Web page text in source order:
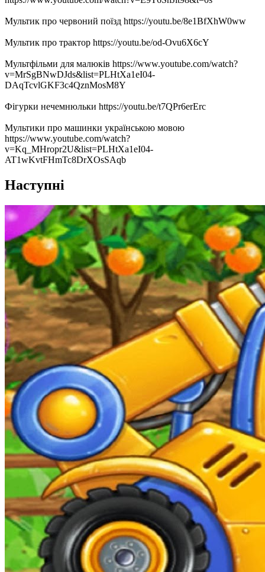
Мультик про червоний поїзд https://youtu.be/8e1BfXhW0ww
Мультик про трактор https://youtu.be/od-Ovu6X6cY
Мультфільми для малюків https://www.youtube.com/watch?
v=MrSgBNwDJds&list=PLHtXa1eI04-
DAqTcvlGKF3c4QznMosM8Y
Фігурки нечемнюльки https://youtu.be/t7QPr6erErc
Мультики про машинки українською мовою
https://www.youtube.com/watch?
v=Kq_MHropr2U&list=PLHtXa1eI04-
AT1wKvtFHmTc8DrXOsSAqb
Наступні